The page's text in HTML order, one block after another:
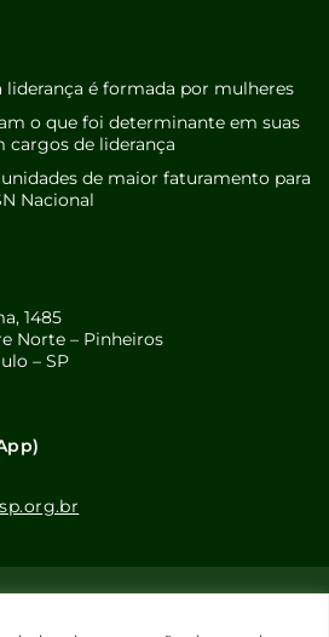
liderança é formada por mulheres
o que foi determinante em suas
cargos de liderança
de maior faturamento para
Nacional
1485
Norte – Pinheiros
– SP